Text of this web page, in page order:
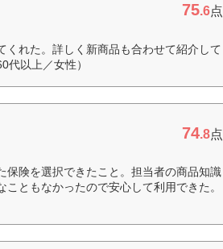
75.6点
くれた。詳しく新商品も合わせて紹介して
代以上／女性）
74.8点
保険を選択できたこと。担当者の商品知識
ともなかったので安心して利用できた。